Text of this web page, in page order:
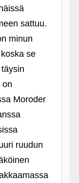
sattuu.
minun
se
on
Moroder
ruudun